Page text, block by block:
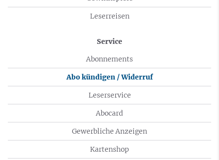
Leserreisen
Service
Abonnements
Abo kündigen / Widerruf
Leserservice
Abocard
Gewerbliche Anzeigen
Kartenshop